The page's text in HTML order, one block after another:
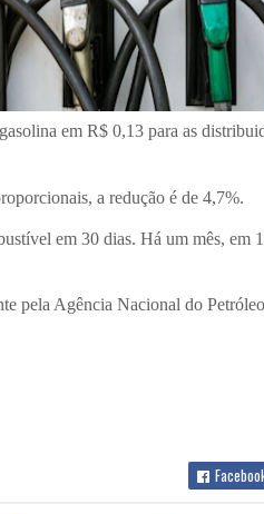
em R$ 0,13 para as
a redução é de 4,7%.
em 30 dias. Há um mês, em
pela Agência Nacional do